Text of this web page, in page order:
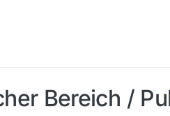
Bereich /